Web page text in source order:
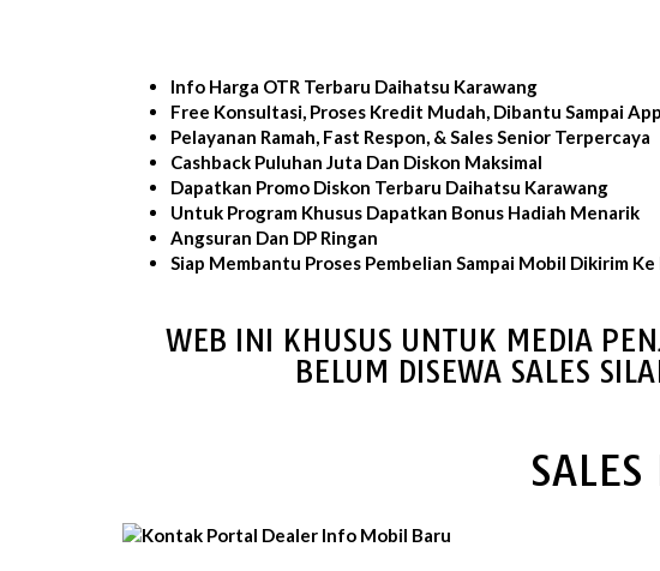
Info Harga OTR Terbaru Daihatsu Karawang
Free Konsultasi, Proses Kredit Mudah, Dibantu Sampai
Pelayanan Ramah, Fast Respon, & Sales Senior Terpercaya
Cashback Puluhan Juta Dan Diskon Maksimal
Dapatkan Promo Diskon Terbaru Daihatsu Karawang
Untuk Program Khusus Dapatkan Bonus Hadiah Menarik
Angsuran Dan DP Ringan
Siap Membantu Proses Pembelian Sampai Mobil Dikirim Ke
WEB INI KHUSUS UNTUK MEDIA
BELUM DISEWA SALES